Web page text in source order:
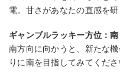
電。甘さがあなたの直感を研
ギャンブルラッキー方位：南
南方向に向かうと、新たな
りに南を目指してみてくださ